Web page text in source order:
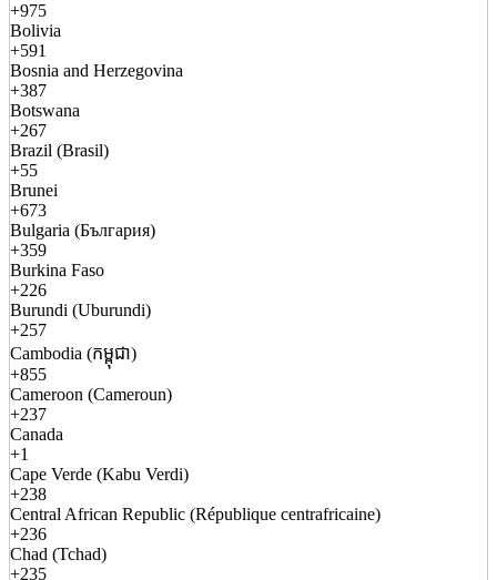
+975
Bolivia
+591
Bosnia and Herzegovina
+387
Botswana
+267
Brazil (Brasil)
+55
Brunei
+673
Bulgaria (България)
+359
Burkina Faso
+226
Burundi (Uburundi)
+257
Cambodia (កម្ពុជា)
+855
Cameroon (Cameroun)
+237
Canada
+1
Cape Verde (Kabu Verdi)
+238
Central African Republic (République centrafricaine)
+236
Chad (Tchad)
+235